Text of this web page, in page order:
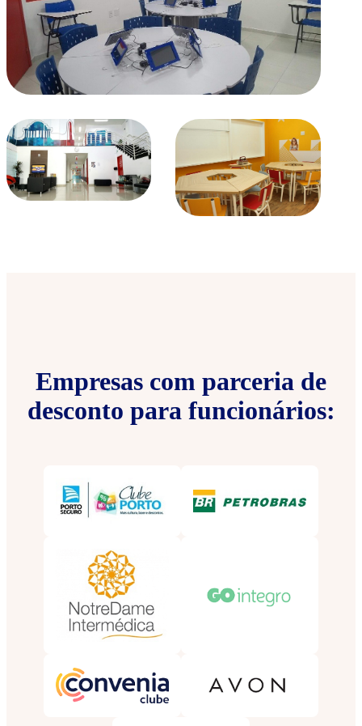
Empresas com parceria de
desconto para funcionários: